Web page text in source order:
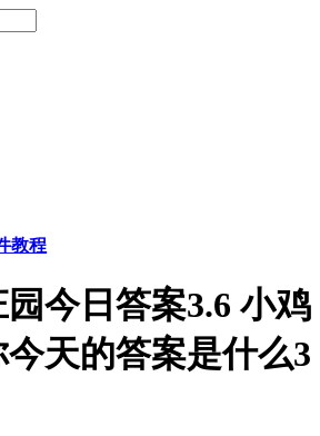
教程
今日答案3.6 小鸡
天的答案是什么3